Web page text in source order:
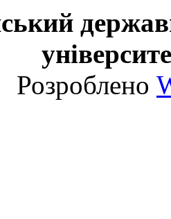
Розроблено